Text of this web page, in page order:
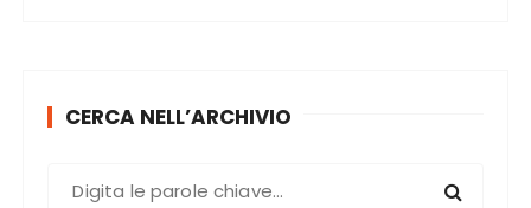
CERCA NELL’ARCHIVIO